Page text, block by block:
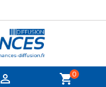
 shopping_cart0